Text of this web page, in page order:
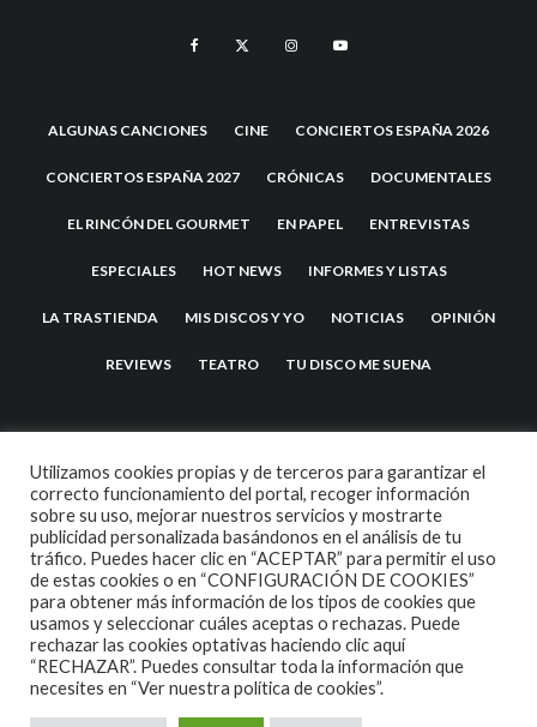
ALGUNAS CANCIONES CINE CONCIERTOS ESPAÑA 2026
CONCIERTOS ESPAÑA 2027 CRÓNICAS DOCUMENTALES
EL RINCÓN DEL GOURMET EN PAPEL ENTREVISTAS
ESPECIALES HOT NEWS INFORMES Y LISTAS
LA TRASTIENDA MIS DISCOS Y YO NOTICIAS OPINIÓN
REVIEWS TEATRO TU DISCO ME SUENA
2007 COPYRIGHT -CODETIPITHEME
Utilizamos cookies propias y de terceros para garantizar el
correcto funcionamiento del portal, recoger información
sobre su uso, mejorar nuestros servicios y mostrarte
publicidad personalizada basándonos en el análisis de tu
tráfico. Puedes hacer clic en “ACEPTAR” para permitir el uso
de estas cookies o en “CONFIGURACIÓN DE COOKIES”
para obtener más información de los tipos de cookies que
usamos y seleccionar cuáles aceptas o rechazas. Puede
rechazar las cookies optativas haciendo clic aquí
“RECHAZAR”. Puedes consultar toda la información que
necesites en “Ver nuestra política de cookies”.